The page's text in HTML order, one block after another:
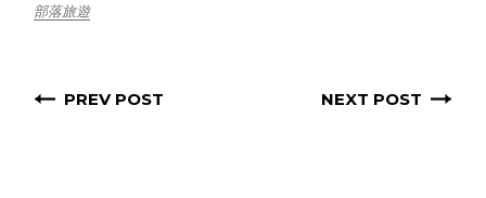
部落旅遊
PREV POST NEXT POST